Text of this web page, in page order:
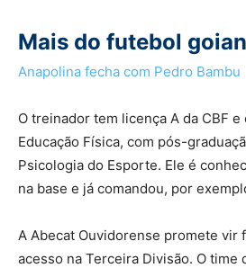
Mais do futebol
Anapolina fecha com Pedro Bambu
O treinador tem licença A da CBF e
Educação Física, com pós-
Psicologia do Esporte. Ele é
na base e já comandou, por
A Abecat Ouvidorense promete vir
acesso na Terceira Divisão. O time